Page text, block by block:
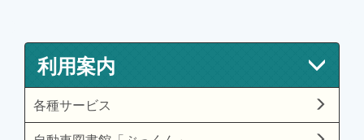
利用案内
各種サービス